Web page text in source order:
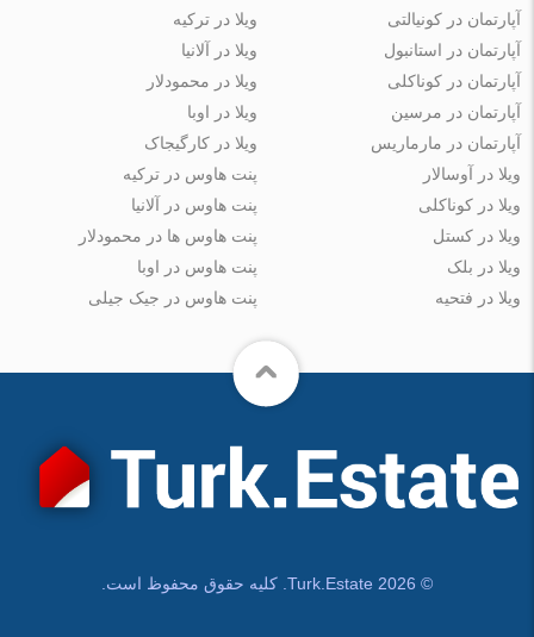
آپارتمان در کونیالتی
آپارتمان در استانبول
آپارتمان در کوناکلی
آپارتمان در مرسین
آپارتمان در مارماریس
ویلا در ترکیه
ویلا در آلانیا
ویلا در محمودلار
ویلا در اوبا
ویلا در کارگیجاک
ویلا در آوسالار
ویلا در کوناکلی
ویلا در کستل
ویلا در بلک
ویلا در فتحیه
پنت هاوس در ترکیه
پنت هاوس در آلانیا
پنت هاوس ها در محمودلار
پنت هاوس در اوبا
پنت هاوس در جیک جیلی
© Turk.Estate 2026. کلیه حقوق محفوظ است.